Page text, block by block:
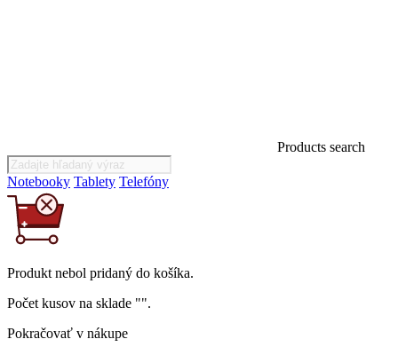
Products search
Notebooky Tablety Telefóny
Produkt nebol pridaný do košíka.
Počet kusov na sklade "".
Pokračovať v nákupe